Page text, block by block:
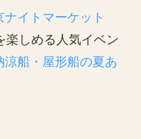
ナイトマーケット
楽しめる人気イベン
涼船・屋形船の夏あ